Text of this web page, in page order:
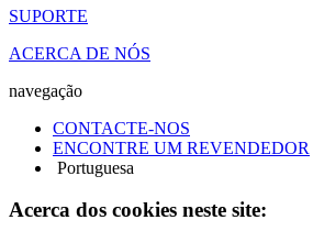
SUPORTE
ACERCA DE NÓS
navegação
CONTACTE-NOS
ENCONTRE UM REVENDEDOR
Portuguesa
Acerca dos cookies neste site: